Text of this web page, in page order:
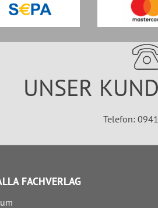
UNSER
Telefon:
FACHVERLAG